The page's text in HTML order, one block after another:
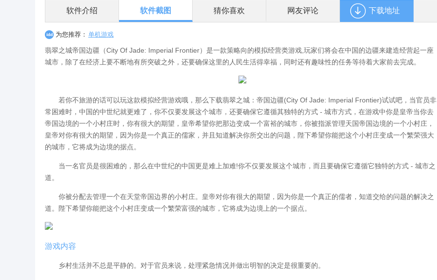
软件介绍 软件截图 猜你喜欢 网友评论 下载地址
为您推荐： 单机游戏
翡翠之城帝国边疆（City Of Jade: Imperial Frontier）是一款策略向的模拟经营类游戏,玩家们将会在中国的边疆来建造经营起一座
城市，除了在经济上要不断地有所突破之外，还要确保这里的人民生活得幸福，同时还有趣味性的任务等待着大家前去完成。
若你不旅游的话可以玩这款模拟经营游戏哦，那么下载翡翠之城：帝国边疆(City Of Jade: Imperial Frontier)试试吧，当官员非
常困难时，中国的中世纪就更难了，你不仅要发展这个城市，还要确保它遵循其独特的方式 - 城市方式，在游戏中你是皇帝当你去
帝国边境的一个小村庄时，你有很大的期望，皇帝希望你把那边变成一个富裕的城市，你被指派管理天国帝国边境的一个小村庄，
皇帝对你有很大的期望，因为你是一个真正的儒家，并且知道解决你所交出的问题，陛下希望你能把这个小村庄变成一个繁荣强大
的城市，它将成为边境的据点。
当一名官员是很困难的，那么在中世纪的中国更是难上加难!你不仅要发展这个城市，而且要确保它遵循它独特的方式 - 城市之
道。
你被分配去管理一个在天堂帝国边界的小村庄。皇帝对你有很大的期望，因为你是一个真正的儒者，知道交给的问题的解决之
道。陛下希望你能把这个小村庄变成一个繁荣富强的城市，它将成为边境上的一个据点。
游戏内容
乡村生活并不总是平静的。对于官员来说，处理紧急情况并做出明智的决定是很重要的。